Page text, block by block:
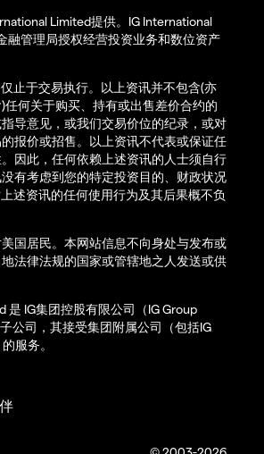
Limited提供。IG International
融管理局授权经营投资业务和数位资产
止于交易执行。以上资讯并不包含(亦
任何关于购买、持有或出售差价合约的
导意见，或我们交易价位的纪录，或对
报价或招售。以上资讯不代表或保证任
因此，任何依赖上述资讯的人士须自行
有考虑到您的特定投资目的、财政状况
述资讯的任何使用行为及其后果概不负
国居民。本网站信息不向身处与发布或
法律法规的国家或管辖地之人发送或供
是 IG集团控股有限公司（IG Group
公司，其接受集团附属公司（包括IG
服务。